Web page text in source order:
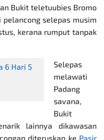
Bukit teletuubies Bromo
selepas musim
kerana rumput tanpak
Selepas
melawati
Padang
savana,
Bukit
lainnya dikawasan
diteruskan ke Pasir